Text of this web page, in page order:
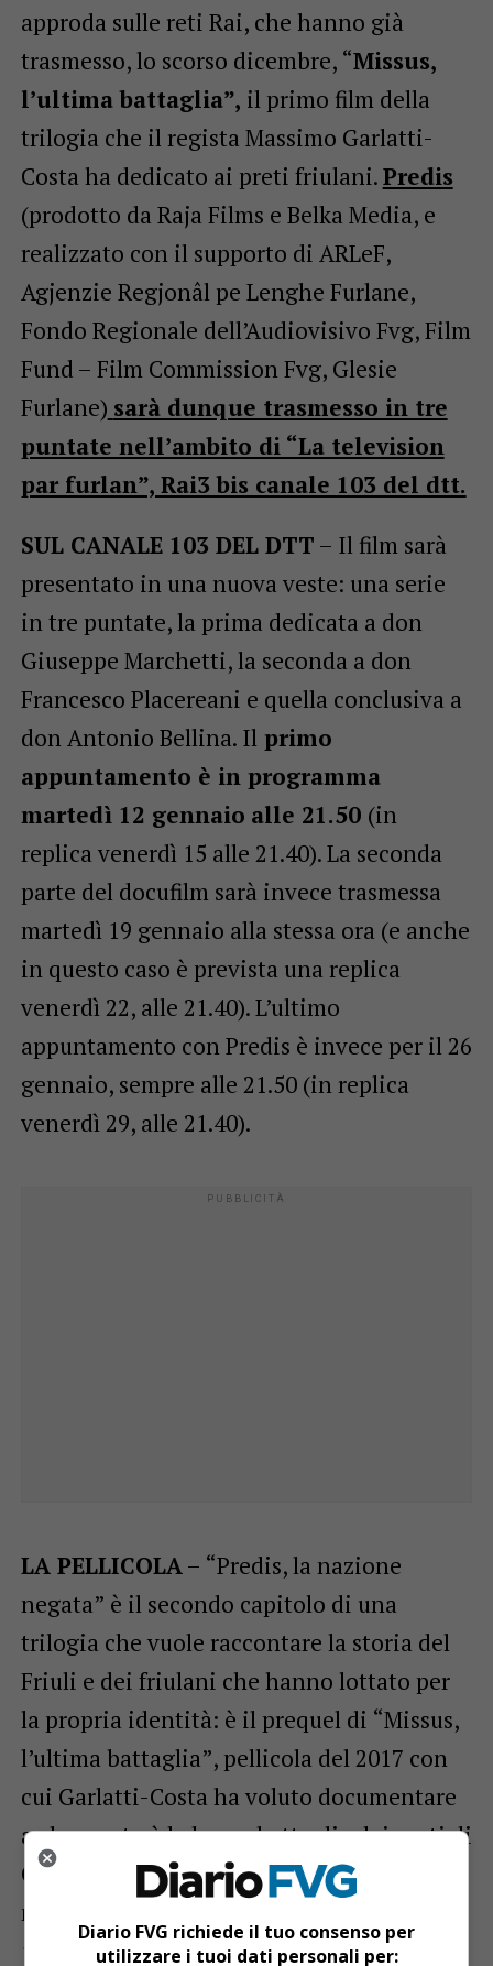
approda sulle reti Rai, che hanno già
trasmesso, lo scorso dicembre, “Missus,
l’ultima battaglia”, il primo film della
trilogia che il regista Massimo Garlatti-
Costa ha dedicato ai preti friulani.Predis
(prodotto da Raja Films e Belka Media, e
realizzato con il supporto di ARLeF,
Agjenzie Regjonâl pe Lenghe Furlane,
Fondo Regionale dell’Audiovisivo Fvg, Film
Fund – Film Commission Fvg, Glesie
Furlane) sarà dunque trasmesso in tre
puntate nell’ambito di “La television
par furlan”, Rai3 bis canale 103 del dtt.
SUL CANALE 103 DEL DTT – Il film sarà
presentato in una nuova veste: una serie
in tre puntate, la prima dedicata a don
Giuseppe Marchetti, la seconda a don
Francesco Placereani e quella conclusiva a
don Antonio Bellina. Il primo
appuntamento è in programma
martedì 12 gennaio alle 21.50 (in
replica venerdì 15 alle 21.40). La seconda
parte del docufilm sarà invece trasmessa
martedì 19 gennaio alla stessa ora (e anche
in questo caso è prevista una replica
venerdì 22, alle 21.40). L’ultimo
appuntamento con Predis è invece per il 26
gennaio, sempre alle 21.50 (in replica
venerdì 29, alle 21.40).
LA PELLICOLA– “Predis, la nazione
negata” è il secondo capitolo di una
trilogia che vuole raccontare la storia del
Friuli e dei friulani che hanno lottato per
la propria identità: è il prequel di “Missus,
l’ultima battaglia”, pellicola del 2017 con
cui Garlatti-Costa ha voluto documentare
a che punto è la lunga battaglia dei preti di
Glesie Furlane per il diritto di pregare
nella propria lingua. Ora, «
viaggio nel ‘900 friulano Predis racconta la
Diario FVG richiede il tuo consenso per
utilizzare i tuoi dati personali per: